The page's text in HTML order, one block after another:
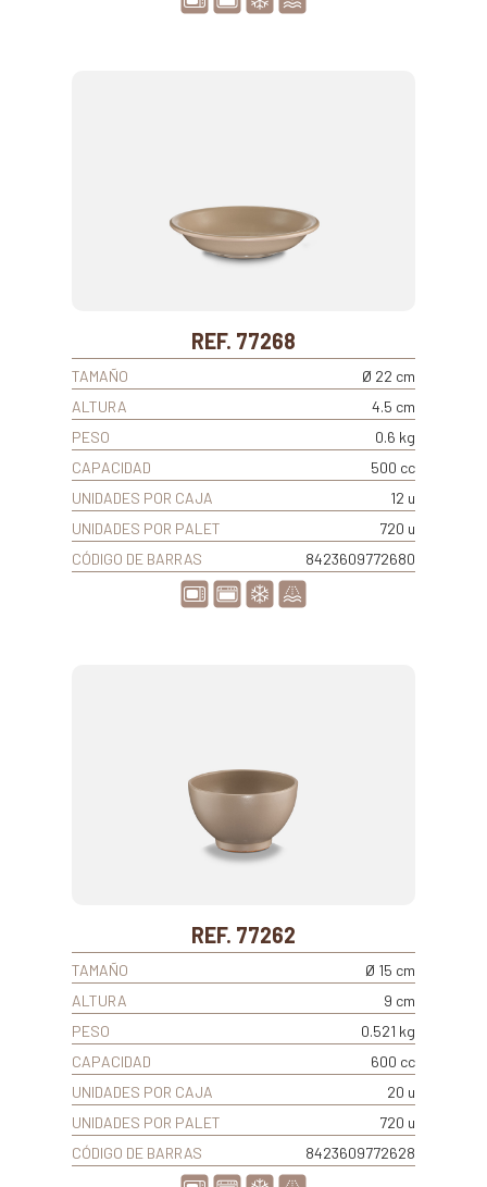
REF. 77268
TAMAÑO
Ø 22 cm
ALTURA
4.5 cm
PESO
0.6 kg
CAPACIDAD
500 cc
UNIDADES POR CAJA
12 u
UNIDADES POR PALET
720 u
CÓDIGO DE BARRAS
8423609772680
REF. 77262
TAMAÑO
Ø 15 cm
ALTURA
9 cm
PESO
0.521 kg
CAPACIDAD
600 cc
UNIDADES POR CAJA
20 u
UNIDADES POR PALET
720 u
CÓDIGO DE BARRAS
8423609772628